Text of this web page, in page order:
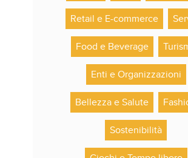
Retail e E-commerce
Food e Beverage
Enti e Organizzazioni
Bellezza e Salute
Sostenibilità